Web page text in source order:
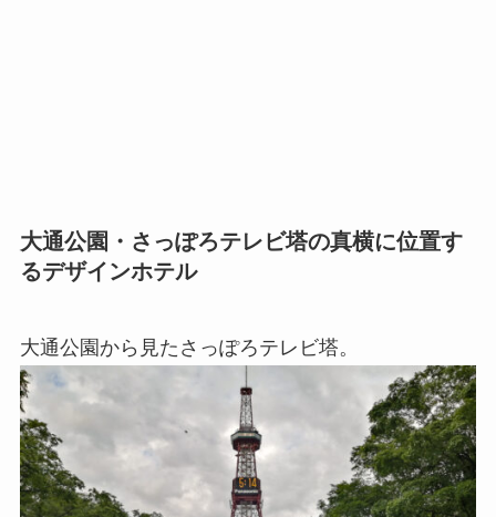
大通公園・さっぽろテレビ塔の真横に位置す
るデザインホテル
大通公園から見たさっぽろテレビ塔。